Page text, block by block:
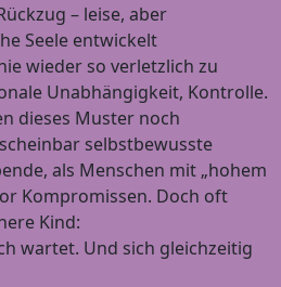
– leise, aber
Seele entwickelt
wieder so verletzlich zu
Unabhängigkeit, Kontrolle.
dieses Muster noch
selbstbewusste
als Menschen mit „hohem
Kompromissen. Doch oft
Kind:
wartet. Und sich gleichzeitig